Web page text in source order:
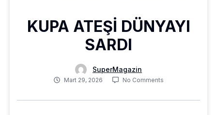
KUPA ATEŞİ DÜNYAYI
SARDI
SuperMagazin
Mart 29, 2026 No Comments